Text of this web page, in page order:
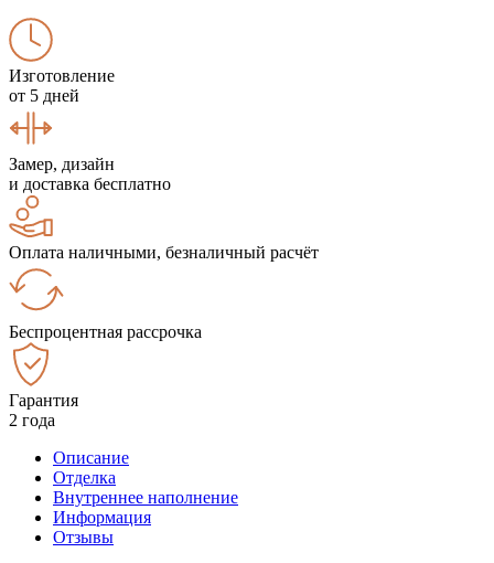
Изготовление
от 5 дней
Замер, дизайн
и доставка бесплатно
Оплата наличными, безналичный расчёт
Беспроцентная рассрочка
Гарантия
2 года
Описание
Отделка
Внутреннее наполнение
Информация
Отзывы